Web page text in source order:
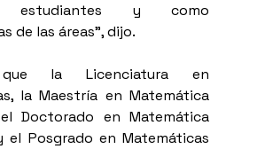
estudiantes y como
de las áreas”, dijo.
que la Licenciatura en
la Maestría en Matemática
Doctorado en Matemática
el Posgrado en Matemáticas